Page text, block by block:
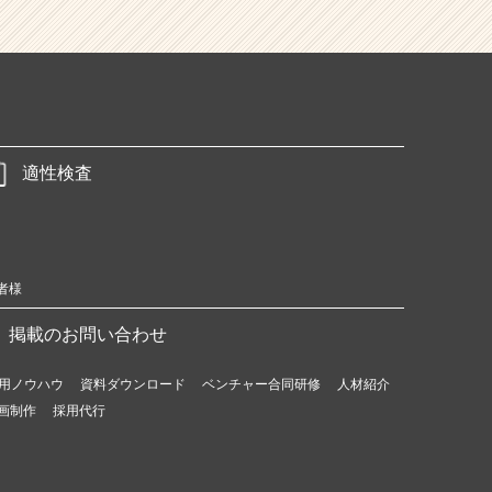
適性検査
様
掲載のお問い合わせ
ノウハウ 資料ダウンロード ベンチャー合同研修
人材紹介
制作
採用代行